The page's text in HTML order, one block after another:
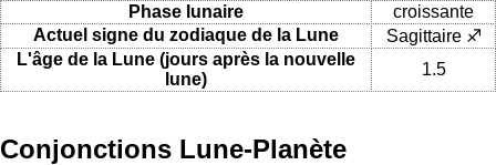
Phase lunaire
croissante
Actuel signe du zodiaque de la Lune
Sagittaire ♐
L'âge de la Lune (jours après la nouvelle
lune)
1.5
Conjonctions Lune-Planète